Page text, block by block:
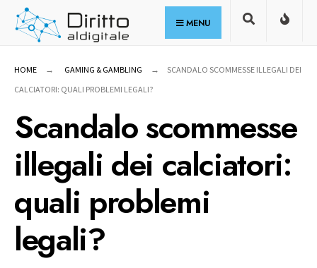
Skip
MENU
HOME GAMING & GAMBLING
SCANDALO SCOMMESSE ILLEGALI DEI
CALCIATORI: QUALI PROBLEMI LEGALI?
Scandalo scommesse
illegali dei calciatori:
quali problemi
legali?